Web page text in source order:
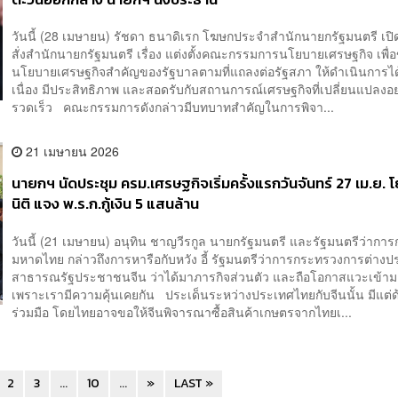
วันนี้ (28 เมษายน) รัชดา ธนาดิเรก โฆษกประจำสำนักนายกรัฐมนตรี เปิ
สั่งสำนักนายกรัฐมนตรี เรื่อง แต่งตั้งคณะกรรมการนโยบายเศรษฐกิจ เพื่
นโยบายเศรษฐกิจสำคัญของรัฐบาลตามที่แถลงต่อรัฐสภา ให้ดำเนินการไ
เนื่อง มีประสิทธิภาพ และสอดรับกับสถานการณ์เศรษฐกิจที่เปลี่ยนแปลงอ
รวดเร็ว คณะกรรมการดังกล่าวมีบทบาทสำคัญในการพิจา...
21 เมษายน 2026
นายกฯ นัดประชุม ครม.เศรษฐกิจเริ่มครั้งแรกวันจันทร์ 27 เม.ย.
นิติ แจง พ.ร.ก.กู้เงิน 5 แสนล้าน
วันนี้ (21 เมษายน) อนุทิน ชาญวีรกูล นายกรัฐมนตรี และรัฐมนตรีว่าการ
มหาดไทย กล่าวถึงการหารือกับหวัง อี้ รัฐมนตรีว่าการกระทรวงการต่างป
สาธารณรัฐประชาชนจีน ว่าได้มาภารกิจส่วนตัว และถือโอกาสแวะเข้า
เพราะเรามีความคุ้นเคยกัน ประเด็นระหว่างประเทศไทยกับจีนนั้น มีแต่
ร่วมมือ โดยไทยอาจขอให้จีนพิจารณาซื้อสินค้าเกษตรจากไทยเ...
2 3 ... 10 ... » LAST »